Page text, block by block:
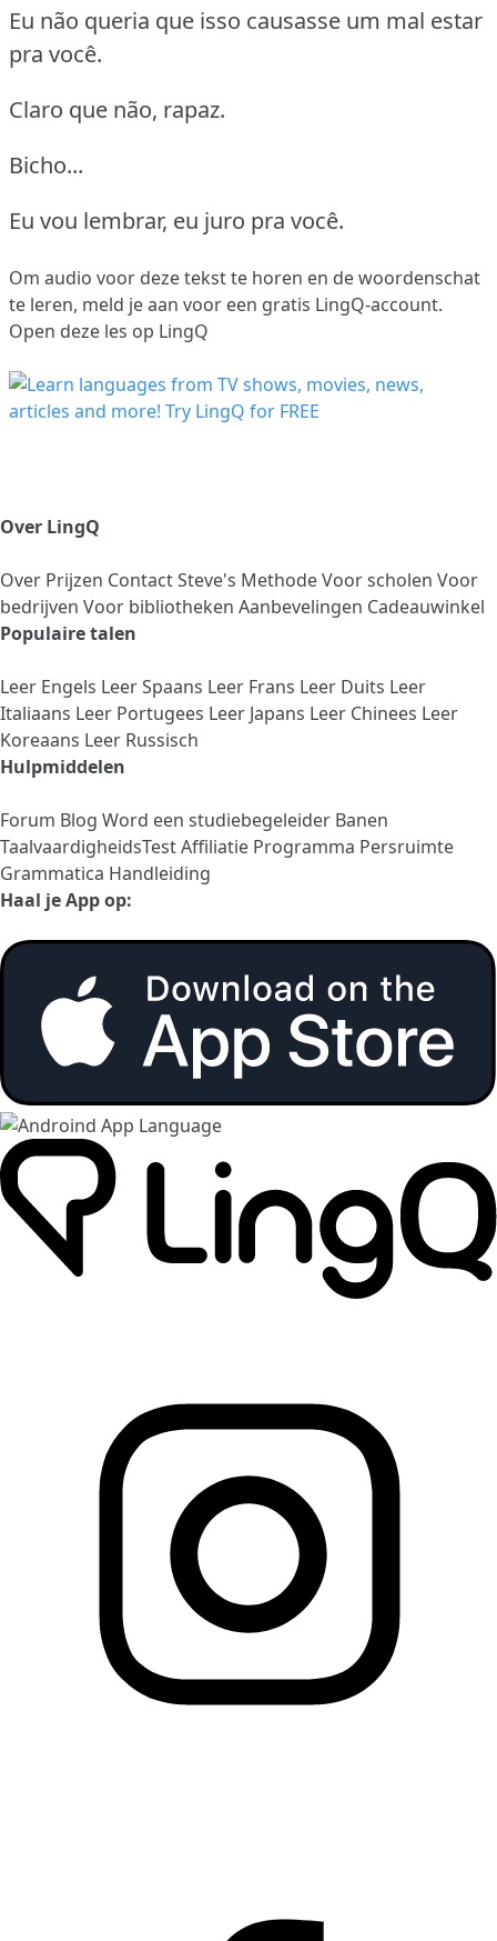
Eu não queria que isso causasse um mal estar
pra você.
Claro que não, rapaz.
Bicho...
Eu vou lembrar, eu juro pra você.
Om audio voor deze tekst te horen en de woordenschat
te leren, meld je aan voor een gratis LingQ-account.
Open deze les op LingQ
Over LingQ
Over Prijzen ContactSteve's MethodeVoor scholen Voor
bedrijven Voor bibliotheken Aanbevelingen Cadeauwinkel
Populaire talen
Leer Engels Leer Spaans Leer Frans Leer Duits Leer
Italiaans Leer Portugees Leer Japans Leer Chinees Leer
Koreaans Leer Russisch
Hulpmiddelen
Forum Blog Word een studiebegeleider Banen
TaalvaardigheidsTestAffiliatie Programma Persruimte
Grammatica Handleiding
Haal je App op: